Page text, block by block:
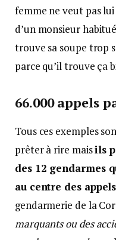
femme ne veut pas
d’un monsieur
trouve sa soupe trop
parce qu’il trouve ça
66.000 appels
Tous ces exemples
prêter à rire maisils
des 12 gendarmes
au centre des
gendarmerie de la
marquants ou des